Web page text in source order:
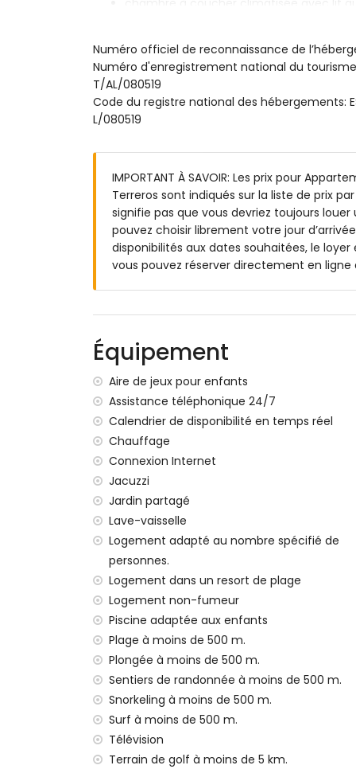
chambre à coucher climatisée avec lit
salle de bain en suite avec lavabo
salle de bain avec lavabo simple, douche
Extérieur de l'appartement
terrain enclôturé
piscine communale
jardin communal avec pelouse et
cour de récréation
terrasse couverte
douche extérieure
coin pour s'asseoir en plein air et coin
place de parking communale couverte
l'appartement)
rive ou bord plus proche dans un rayon
plage la plus proche dans un rayon de
port le plus proche: Villaricos (dans un
aéroport le plus proche: Almeria/Murcia
deuxième aéroport le plus proche:
transport public de l'appartement: bus
kilomètres
interdiction de fumer
les animaux domestiques ne sont pas
Le bâtiment dans lequel se trouve le
La location est très convenable pour les
séances de yoga
Installations et services privés inclus dans
internet (WiFi)
aspirateur et fer et planche à repasser
literie et serviettes
assistance téléphonique 24h/24
chauffage de l'air
Installations et services communs inclus
jacuzzi extérieur
Installations et services privés avec
Numéro officiel de reconnaissance de
Numéro d'enregistrement national du
T/AL/080519
Code du registre national des hébergements:
L/080519
IMPORTANT À SAVOIR: Les prix pour
Terreros sont indiqués sur la liste de prix
signifie pas que vous devriez toujours
pouvez choisir librement votre jour
disponibilités aux dates souhaitées, le
vous pouvez réserver directement en
Équipement
Aire de jeux pour enfants
Assistance téléphonique 24/7
Calendrier de disponibilité en temps réel
Chauffage
Connexion Internet
Jacuzzi
Jardin partagé
Lave-vaisselle
Logement adapté au nombre spécifié de
personnes.
Logement dans un resort de plage
Logement non-fumeur
Piscine adaptée aux enfants
Plage à moins de 500 m.
Plongée à moins de 500 m.
Sentiers de randonnée à moins de 500 m.
Snorkeling à moins de 500 m.
Surf à moins de 500 m.
Télévision
Terrain de golf à moins de 5 km.